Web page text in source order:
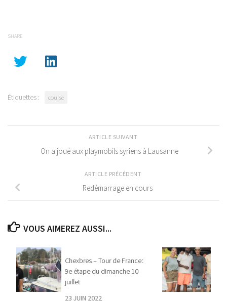
SHARE
Étiquettes : course
ARTICLE SUIVANT
On a joué aux playmobils syriens à Lausanne
ARTICLE PRÉCÉDENT
Redémarrage en cours
VOUS AIMEREZ AUSSI...
Chexbres – Tour de France :
9e étape du dimanche 10
juillet
23 JUIN 2022